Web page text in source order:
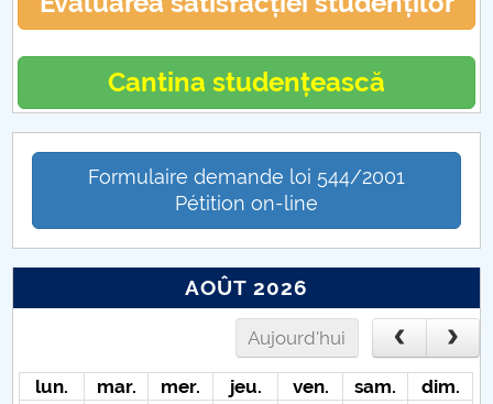
Cantina studențească
Formulaire demande loi 544/2001
Pétition on-line
AOÛT 2026
Aujourd'hui
lun. mar. mer. jeu. ven. sam.
dim.